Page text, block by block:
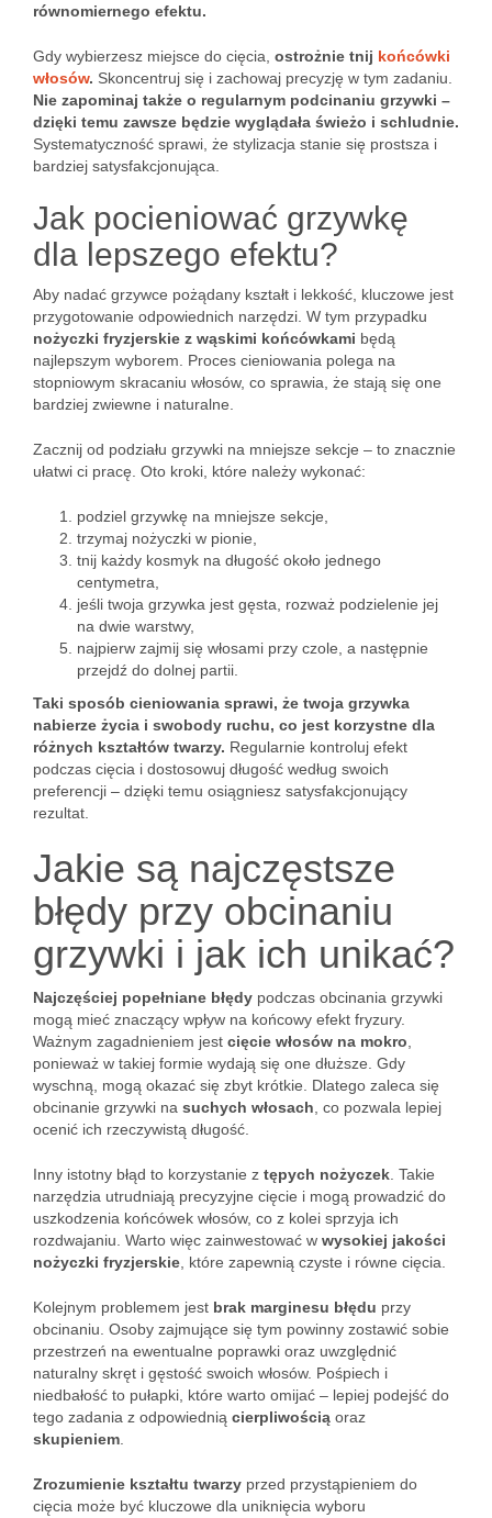
równomiernego efektu.
Gdy wybierzesz miejsce do cięcia, ostrożnie tnij końcówki
włosów. Skoncentruj się i zachowaj precyzję w tym zadaniu.
Nie zapominaj także o regularnym podcinaniu grzywki –
dzięki temu zawsze będzie wyglądała świeżo i schludnie.
Systematyczność sprawi, że stylizacja stanie się prostsza i
bardziej satysfakcjonująca.
Jak pocieniować grzywkę
dla lepszego efektu?
Aby nadać grzywce pożądany kształt i lekkość, kluczowe jest
przygotowanie odpowiednich narzędzi. W tym przypadku
nożyczki fryzjerskie z wąskimi końcówkami będą
najlepszym wyborem. Proces cieniowania polega na
stopniowym skracaniu włosów, co sprawia, że stają się one
bardziej zwiewne i naturalne.
Zacznij od podziału grzywki na mniejsze sekcje – to znacznie
ułatwi ci pracę. Oto kroki, które należy wykonać:
podziel grzywkę na mniejsze sekcje,
trzymaj nożyczki w pionie,
tnij każdy kosmyk na długość około jednego
centymetra,
jeśli twoja grzywka jest gęsta, rozważ podzielenie jej
na dwie warstwy,
najpierw zajmij się włosami przy czole, a następnie
przejdź do dolnej partii.
Taki sposób cieniowania sprawi, że twoja grzywka
nabierze życia i swobody ruchu, co jest korzystne dla
różnych kształtów twarzy. Regularnie kontroluj efekt
podczas cięcia i dostosowuj długość według swoich
preferencji – dzięki temu osiągniesz satysfakcjonujący
rezultat.
Jakie są najczęstsze
błędy przy obcinaniu
grzywki i jak ich unikać?
Najczęściej popełniane błędy podczas obcinania grzywki
mogą mieć znaczący wpływ na końcowy efekt fryzury.
Ważnym zagadnieniem jest cięcie włosów na mokro
ponieważ w takiej formie wydają się one dłuższe. Gdy
wyschną, mogą okazać się zbyt krótkie. Dlatego zaleca się
obcinanie grzywki na suchych włosach , co pozwala lepiej
ocenić ich rzeczywistą długość.
Inny istotny błąd to korzystanie z tępych nożyczek . Takie
narzędzia utrudniają precyzyjne cięcie i mogą prowadzić do
uszkodzenia końcówek włosów, co z kolei sprzyja ich
rozdwajaniu. Warto więc zainwestować w wysokiej jakości
nożyczki fryzjerskie , które zapewnią czyste i równe cięcia.
Kolejnym problemem jest brak marginesu błędu przy
obcinaniu. Osoby zajmujące się tym powinny zostawić sobie
przestrzeń na ewentualne poprawki oraz uwzględnić
naturalny skręt i gęstość swoich włosów. Pośpiech i
niedbałość to pułapki, które warto omijać – lepiej podejść do
tego zadania z odpowiednią cierpliwością oraz
skupieniem
Zrozumienie kształtu twarzy przed przystąpieniem do
cięcia może być kluczowe dla uniknięcia wyboru